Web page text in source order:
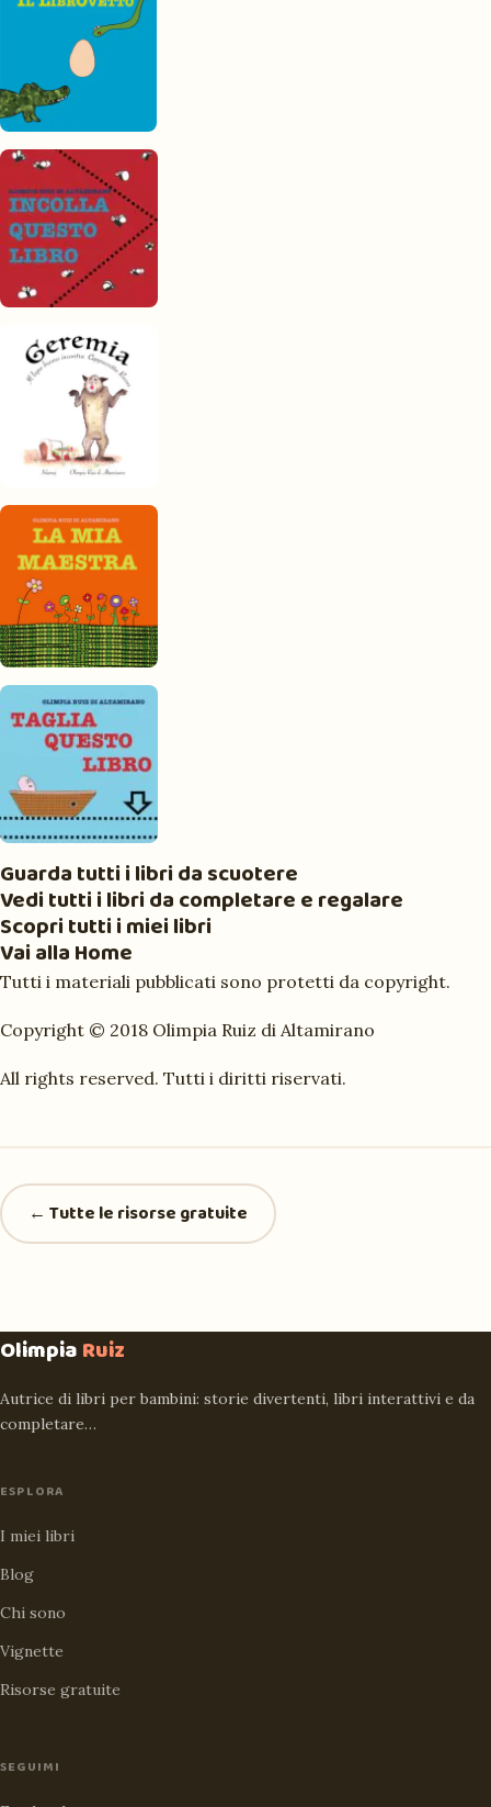
Guarda tutti i libri da scuotere
Vedi tutti i libri da completare e regalare
Scopri tutti i miei libri
Vai alla Home
Tutti i materiali pubblicati sono protetti da copyright.
Copyright © 2018 Olimpia Ruiz di Altamirano
All rights reserved. Tutti i diritti riservati.
← Tutte le risorse gratuite
OlimpiaRuiz
Autrice di libri per bambini: storie divertenti, libri interattivi e da
completare…
ESPLORA
I miei libri
Blog
Chi sono
Vignette
Risorse gratuite
SEGUIMI